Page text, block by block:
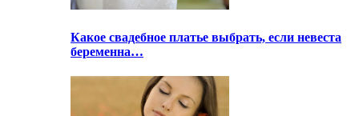
Какое свадебное платье выбрать, если невеста
беременна…